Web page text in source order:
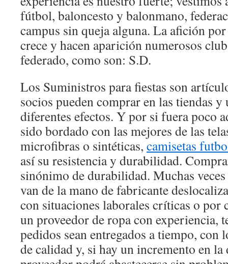
fútbol, baloncesto y balonmano,
campus sin queja alguna. La afición
crece y hacen aparición numerosos
federado, como son: S.D.
Los Suministros para fiestas son
socios pueden comprar en las tiendas y
diferentes efectos. Y por si fuera poco
sido bordado con las mejores de las
microfibras o sintéticas, camisetas
así su resistencia y durabilidad.
sinónimo de durabilidad. Muchas
van de la mano de fabricante
con situaciones laborales críticas o por
un proveedor de ropa con experiencia,
pedidos sean entregados a tiempo, con
de calidad y, si hay un incremento en